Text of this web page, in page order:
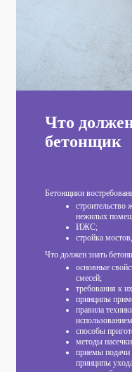
Что
бетонщик
Бетонщики
нежилых
ИЖС;
стройка
Что должен знать
основные
смесей;
требования к
принципы
правила
способы
методы
приемы подачи
принципы